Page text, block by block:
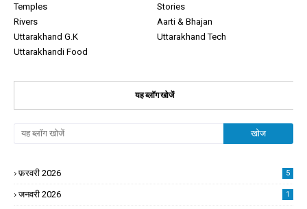
Temples
Stories
Rivers
Aarti & Bhajan
Uttarakhand G.K
Uttarakhand Tech
Uttarakhandi Food
यह ब्लॉग खोजें
फ़रवरी 2026 5
जनवरी 2026 1